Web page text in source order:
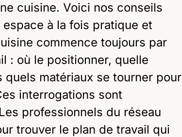
cuisine. Voici nos conseils
à la fois pratique et
commence toujours par
: où le positionner, quelle
matériaux se tourner pour
interrogations sont
professionnels du réseau
trouver le plan de travail qui